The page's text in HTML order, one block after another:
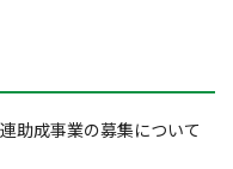
助成事業の募集について